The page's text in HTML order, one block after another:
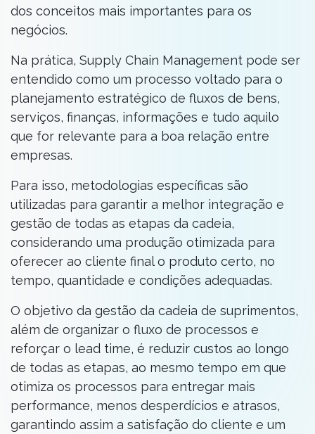
dos conceitos mais importantes para os
negócios.
Na prática, Supply Chain Management pode ser
entendido como um processo voltado para o
planejamento estratégico de fluxos de bens,
serviços, finanças, informações e tudo aquilo
que for relevante para a boa relação entre
empresas.
Para isso, metodologias específicas são
utilizadas para garantir a melhor integração e
gestão de todas as etapas da cadeia,
considerando uma produção otimizada para
oferecer ao cliente final o produto certo, no
tempo, quantidade e condições adequadas.
O objetivo da gestão da cadeia de suprimentos,
além de organizar o fluxo de processos e
reforçar o lead time, é reduzir custos ao longo
de todas as etapas, ao mesmo tempo em que
otimiza os processos para entregar mais
performance, menos desperdícios e atrasos,
garantindo assim a satisfação do cliente e um